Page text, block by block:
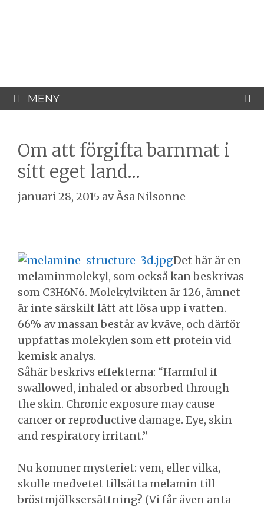
MENY
Om att förgifta barnmat i
sitt eget land…
januari 28, 2015 avÅsa Nilsonne
Det här är en
melaminmolekyl, som också kan beskrivas
som C3H6N6. Molekylvikten är 126, ämnet
är inte särskilt lätt att lösa upp i vatten.
66% av massan består av kväve, och därför
uppfattas molekylen som ett protein vid
kemisk analys.
Såhär beskrivs effekterna: “Harmful if
swallowed, inhaled or absorbed through
the skin. Chronic exposure may cause
cancer or reproductive damage. Eye, skin
and respiratory irritant.”
Nu kommer mysteriet: vem, eller vilka,
skulle medvetet tillsätta melamin till
bröstmjölksersättning? (Vi får även anta